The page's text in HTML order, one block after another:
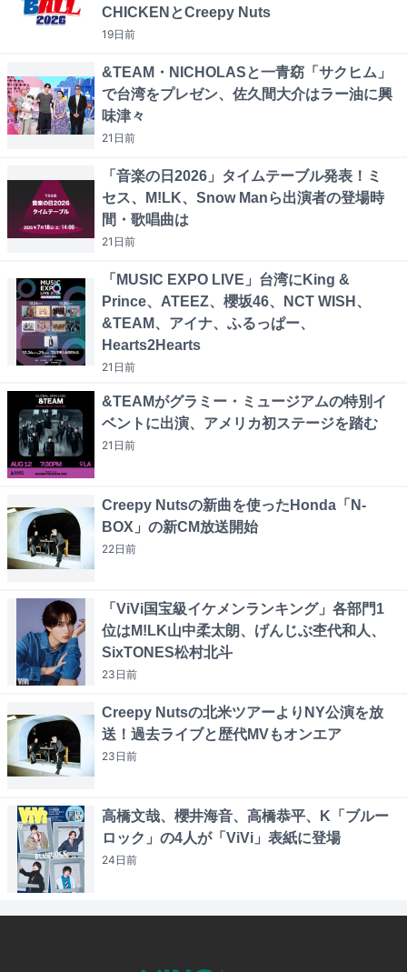
CHICKENとCreepy Nuts
19日前
&TEAM・NICHOLASと一青窈「サクヒム」
で台湾をプレゼン、佐久間大介はラー油に興
味津々
21日前
「音楽の日2026」タイムテーブル発表！ミ
セス、M!LK、Snow Manら出演者の登場時
間・歌唱曲は
21日前
「MUSIC EXPO LIVE」台湾にKing &
Prince、ATEEZ、櫻坂46、NCT WISH、
&TEAM、アイナ、ふるっぱー、
Hearts2Hearts
21日前
&TEAMがグラミー・ミュージアムの特別イ
ベントに出演、アメリカ初ステージを踏む
21日前
Creepy Nutsの新曲を使ったHonda「N-
BOX」の新CM放送開始
22日前
「ViVi国宝級イケメンランキング」各部門1
位はM!LK山中柔太朗、げんじぶ杢代和人、
SixTONES松村北斗
23日前
Creepy Nutsの北米ツアーよりNY公演を放
送！過去ライブと歴代MVもオンエア
23日前
高橋文哉、櫻井海音、高橋恭平、K「ブルー
ロック」の4人が「ViVi」表紙に登場
24日前